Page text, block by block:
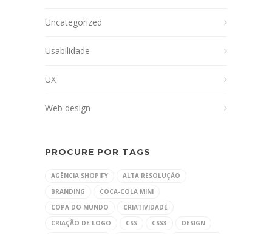
Uncategorized
Usabilidade
UX
Web design
PROCURE POR TAGS
AGÊNCIA SHOPIFY
ALTA RESOLUÇÃO
BRANDING
COCA-COLA MINI
COPA DO MUNDO
CRIATIVIDADE
CRIAÇÃO DE LOGO
CSS CSS3
DESIGN